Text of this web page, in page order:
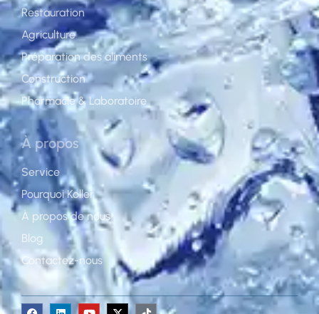
Restauration
Agriculture
Préparation des aliments
Construction
Pharmacie & Laboratoire
À propos
Service
Pourquoi Koller
À propos de nous
Blog
Contactez-nous